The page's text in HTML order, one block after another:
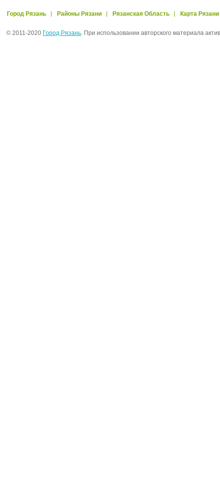
Город Рязань Районы Рязани Рязанская Область Карта Рязани
© 2011-2020 Город Рязань. При использовании авторского материала